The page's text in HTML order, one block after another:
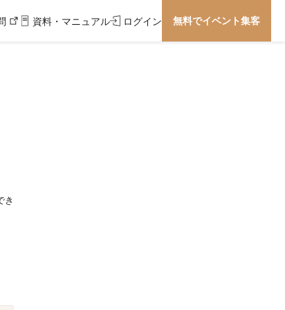
資料・マニュアル ログイン 無料でイベント集客
き